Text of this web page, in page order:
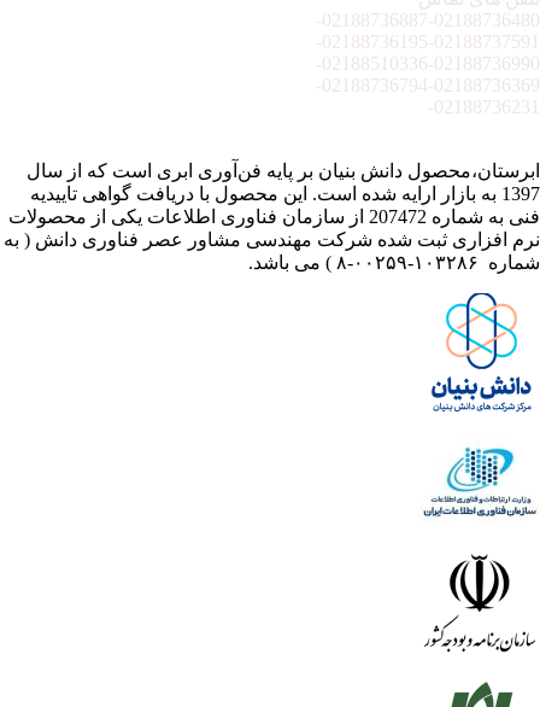
02188736887-02188736480-
02188736195-02188737591-
02188510336-02188736990-
02188736794-02188736369-
02188736231-
ابرستان،محصول دانش بنیان بر پایه فن‌آوری ابری است که از سال
1397 به بازار ارایه شده است. این محصول با دریافت گواهی تاییدیه
فنی به شماره 207472 از سازمان فناوری اطلاعات یکی از محصولات
نرم افزاری ثبت شده شرکت مهندسی مشاور عصر فناوری دانش ( به
شماره ۱۰۳۲۸۶-۰۰۲۵۹-۸ ) می باشد.